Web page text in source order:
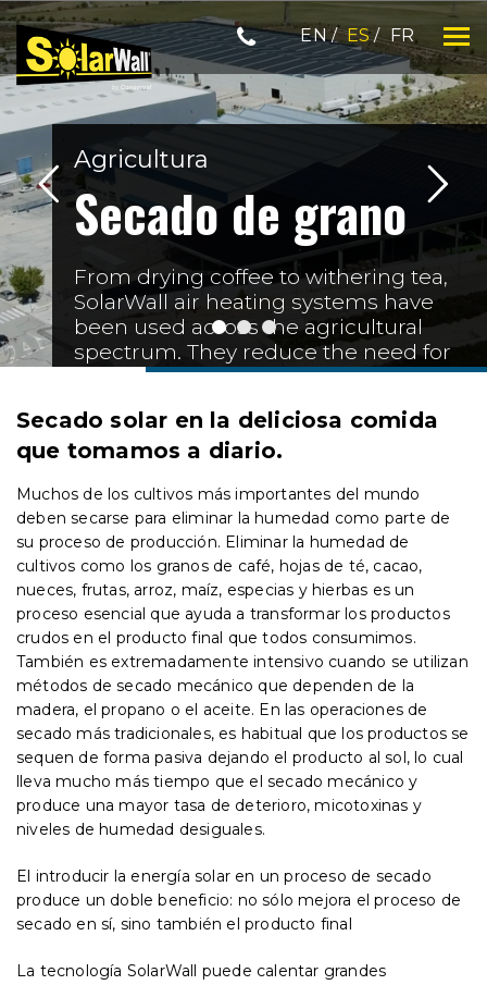
Skip
to
content
EN ES FR
SOLARWALL
Agricultura
Secado de grano
From drying coffee to withering tea,
SolarWall air heating systems have
been used across the agricultural
spectrum. They reduce the need for
traditional fuels, which has a myriad
lower operating costs and reduced
carbon emissions, to decreased
transported to remote sites.
SolarWall systems also help
counteract deforestation by
reducing the quantity of trees that
are harvested for fuel.
Secado solar en la deliciosa comida
que tomamos a diario.
Muchos de los cultivos más importantes del mundo
deben secarse para eliminar la humedad como parte de
su proceso de producción. Eliminar la humedad de
cultivos como los granos de café, hojas de té, cacao,
nueces, frutas, arroz, maíz, especias y hierbas es un
proceso esencial que ayuda a transformar los productos
crudos en el producto final que todos consumimos.
También es extremadamente intensivo cuando se utilizan
métodos de secado mecánico que dependen de la
madera, el propano o el aceite. En las operaciones de
secado más tradicionales, es habitual que los productos se
sequen de forma pasiva dejando el producto al sol, lo cual
lleva mucho más tiempo que el secado mecánico y
produce una mayor tasa de deterioro, micotoxinas y
niveles de humedad desiguales.
El introducir la energía solar en un proceso de secado
produce un doble beneficio: no sólo mejora el proceso de
secado en sí, sino también el producto final
La tecnología SolarWall puede calentar grandes